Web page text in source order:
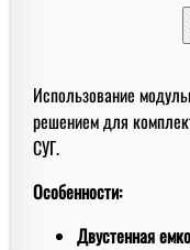
Использование
решением для
СУГ.
Особенности:
Двустенная